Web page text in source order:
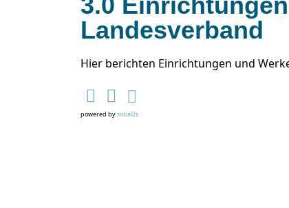
Landesverband
Hier berichten Einrichtungen und
powered bysocial2s